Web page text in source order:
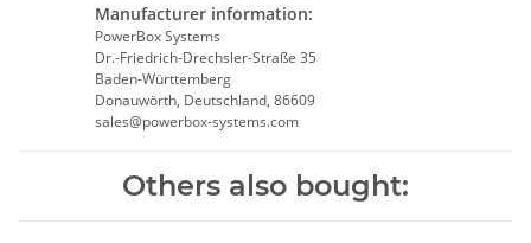
Manufacturer information:
PowerBox Systems
Dr.-Friedrich-Drechsler-Straße 35
Baden-Württemberg
Donauwörth, Deutschland, 86609
sales@powerbox-systems.com
Others also bought: